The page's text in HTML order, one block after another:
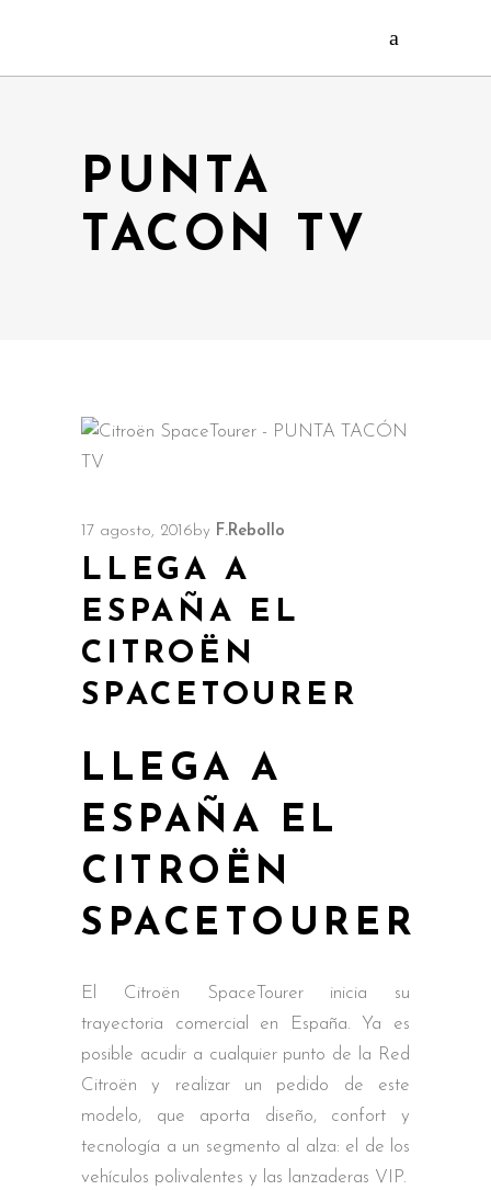
PUNTA
TACON TV
17 agosto, 2016by F.Rebollo
LLEGA A
ESPAÑA EL
CITROËN
SPACETOURER
LLEGA A
ESPAÑA EL
CITROËN
SPACETOURER
El Citroën SpaceTourer inicia su
trayectoria comercial en España. Ya es
posible acudir a cualquier punto de la Red
Citroën y realizar un pedido de este
modelo, que aporta diseño, confort y
tecnología a un segmento al alza: el de los
vehículos polivalentes y las lanzaderas VIP.